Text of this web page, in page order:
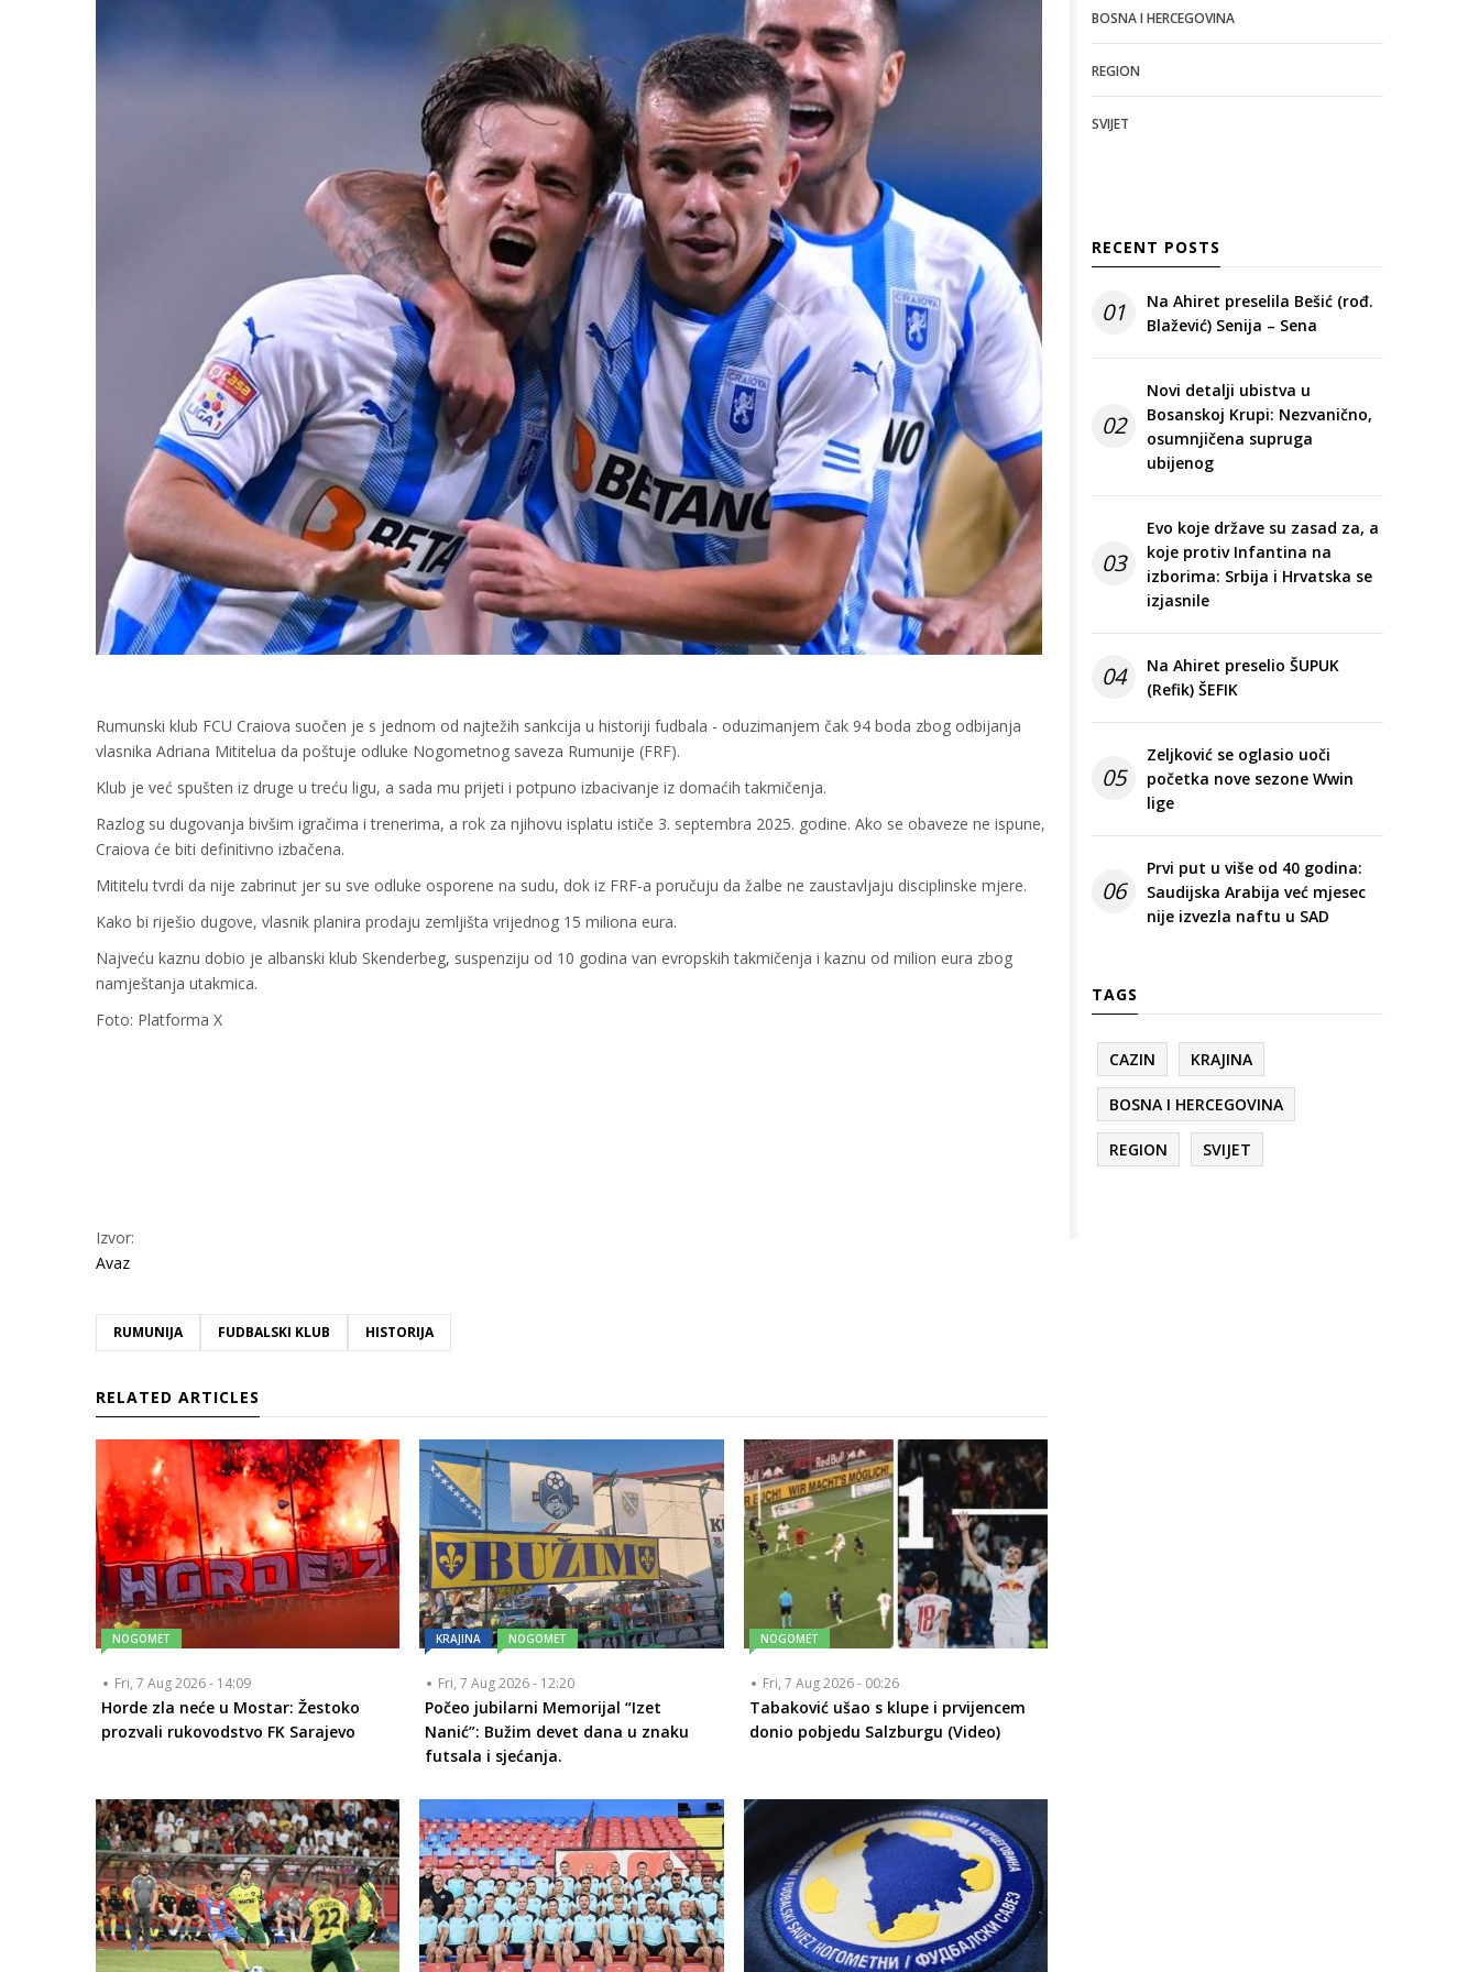
Rumunski klub FCU Craiova suočen je s jednom od najtežih sankcija u historiji fudbala - oduzimanjem čak 94 boda zbog odbijanja
vlasnika Adriana Mititelua da poštuje odluke Nogometnog saveza Rumunije (FRF).
Klub je već spušten iz druge u treću ligu, a sada mu prijeti i potpuno izbacivanje iz domaćih takmičenja.
Razlog su dugovanja bivšim igračima i trenerima, a rok za njihovu isplatu ističe 3. septembra 2025. godine. Ako se obaveze ne ispune,
Craiova će biti definitivno izbačena.
Mititelu tvrdi da nije zabrinut jer su sve odluke osporene na sudu, dok iz FRF-a poručuju da žalbe ne zaustavljaju disciplinske mjere.
Kako bi riješio dugove, vlasnik planira prodaju zemljišta vrijednog 15 miliona eura.
Najveću kaznu dobio je albanski klub Skenderbeg, suspenziju od 10 godina van evropskih takmičenja i kaznu od milion eura zbog
namještanja utakmica.
Foto: Platforma X
Izvor:
Avaz
RUMUNIJA FUDBALSKI KLUB HISTORIJA
RELATED ARTICLES
NOGOMET
Fri, 7 Aug 2026 - 14:09
Horde zla neće u Mostar: Žestoko
prozvali rukovodstvo FK Sarajevo
KRAJINA NOGOMET
Fri, 7 Aug 2026 - 12:20
Počeo jubilarni Memorijal “Izet
Nanić”: Bužim devet dana u znaku
futsala i sjećanja.
NOGOMET
Fri, 7 Aug 2026 - 00:26
Tabaković ušao s klupe i prvijencem
donio pobjedu Salzburgu (Video)
BOSNA I HERCEGOVINA
REGION
SVIJET
RECENT POSTS
01
Na Ahiret preselila Bešić (rođ.
Blažević) Senija – Sena
02
Novi detalji ubistva u
Bosanskoj Krupi: Nezvanično,
osumnjičena supruga
ubijenog
03
Evo koje države su zasad za, a
koje protiv Infantina na
izborima: Srbija i Hrvatska se
izjasnile
04
Na Ahiret preselio ŠUPUK
(Refik) ŠEFIK
05
Zeljković se oglasio uoči
početka nove sezone Wwin
lige
06
Prvi put u više od 40 godina:
Saudijska Arabija već mjesec
nije izvezla naftu u SAD
TAGS
CAZIN KRAJINA
BOSNA I HERCEGOVINA
REGION SVIJET